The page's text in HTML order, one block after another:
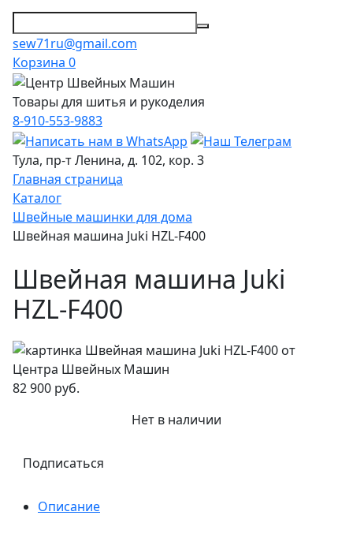
sew71ru@gmail.com
Корзина 0
Товары для шитья и рукоделия
8-910-553-9883
Тула, пр-т Ленина, д. 102, кор. 3
Главная страница
Каталог
Швейные машинки для дома
Швейная машина Juki HZL-F400
Швейная машина Juki
HZL-F400
82 900 руб.
Нет в наличии
Подписаться
Описание